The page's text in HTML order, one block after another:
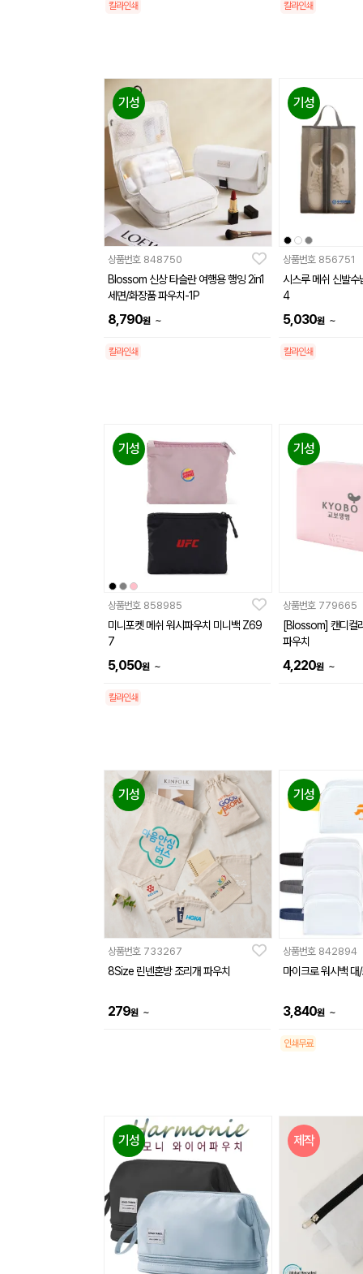
칼라인쇄 칼라인쇄
기성
상품번호 848750
Blossom 신상 타슬란 여행용 행잉 2in1
세면/화장품 파우치-1P
8,790원 ~
칼라인쇄
기성
상품번호 856751
시스루 메쉬 신발
4
5,030원 ~
칼라인쇄
기성
상품번호 858985
미니포켓 메쉬 워시파우치 미니백 Z69
7
5,050원 ~
칼라인쇄
기성
상품번호 779665
[Blossom] 캔디컬
파우치
4,220원 ~
기성
상품번호 733267
8Size 린넨혼방 조리개 파우치
279원 ~
기성
상품번호 842894
마이크로 워시백 대
3,840원 ~
인쇄무료
기성 제작